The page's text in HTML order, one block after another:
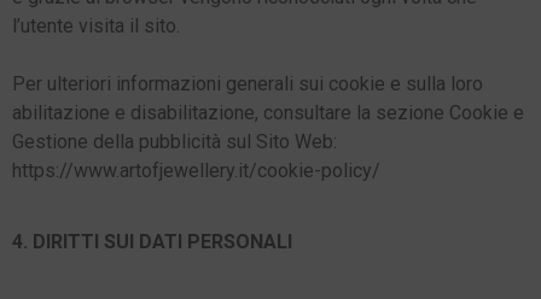
l’utente visita il sito.
Per ulteriori informazioni generali sui cookie e sulla loro
abilitazione e disabilitazione, consultare la sezione Cookie e
Gestione della pubblicità sul Sito Web:
https://www.artofjewellery.it/cookie-policy/
4. DIRITTI SUI DATI PERSONALI